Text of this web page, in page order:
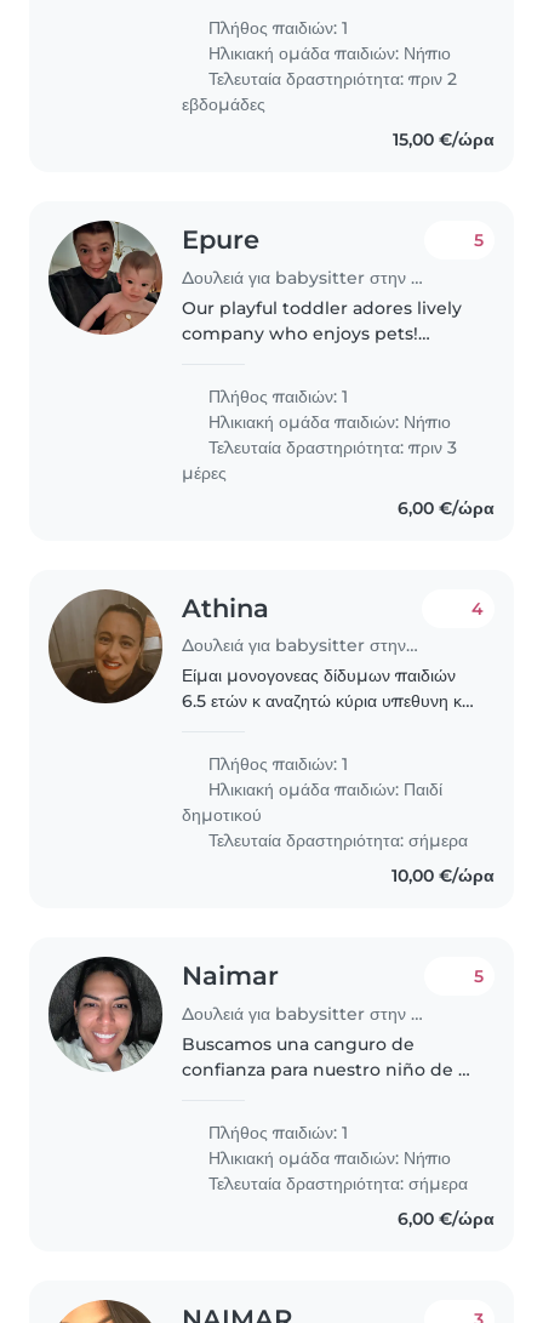
Πλήθος παιδιών: 1
Ηλικιακή ομάδα παιδιών: Νήπιο
Τελευταία δραστηριότητα: πριν 2
εβδομάδες
15,00 €/ώρα
Epure
Δουλειά για babysitter στην περιοχή Αθήνα
5
Our playful toddler adores lively
company who enjoys pets!
energetic little ones in our
home. English, Greek, or
Romanian spoken—whichever..
Πλήθος παιδιών: 1
Ηλικιακή ομάδα παιδιών: Νήπιο
Τελευταία δραστηριότητα: πριν 3
μέρες
6,00 €/ώρα
Athina
Δουλειά για babysitter στην περιοχή Αθήνα
4
Είμαι μονογονεας δίδυμων παιδιών
6.5 ετών κ αναζητώ κύρια υπεθυνη κ
ασθένειας
Πλήθος παιδιών: 1
Ηλικιακή ομάδα παιδιών: Παιδί
δημοτικού
Τελευταία δραστηριότητα: σήμερα
10,00 €/ώρα
Naimar
Δουλειά για babysitter στην περιοχή Αθήνα
5
Buscamos una canguro de
confianza para nuestro niño de 3
sociable. Necesitamos alguien
que sepa manejar mascotas,
cocinar y pequeñas tareas del
hoga. Preferimos..
Πλήθος παιδιών: 1
Ηλικιακή ομάδα παιδιών: Νήπιο
Τελευταία δραστηριότητα: σήμερα
6,00 €/ώρα